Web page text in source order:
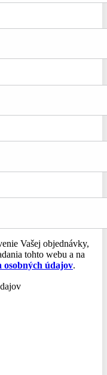
Vašej objednávky,
tohto webu a na
osobných údajov.